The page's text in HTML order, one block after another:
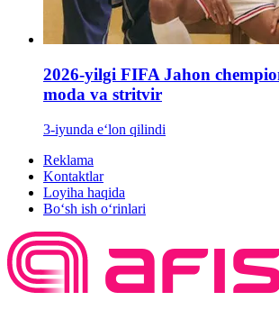
2026-yilgi FIFA Jahon
moda va stritvir
3-iyunda e‘lon qilindi
Reklama
Kontaktlar
Loyiha haqida
Bo‘sh ish o‘rinlari